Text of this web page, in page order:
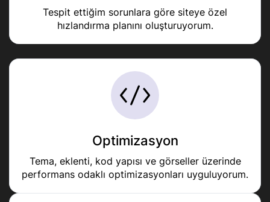
Tespit ettiğim sorunlara göre siteye özel
hızlandırma planını oluşturuyorum.
Optimizasyon
Tema, eklenti, kod yapısı ve görseller üzerinde
performans odaklı optimizasyonları uyguluyorum.